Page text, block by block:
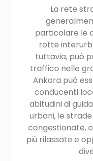
La rete
particolare le
rotte
tuttavia, può
traffico nelle
Ankara può
conducenti
abitudini di
urbani, le
congestionate,
più rilassate e